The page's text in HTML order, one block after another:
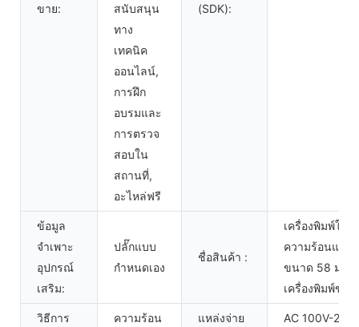
ขาย:
สนับสนุน
ทาง
เทคนิค
ออนไลน์,
การฝึก
อบรมและ
การตรวจ
สอบใน
สถานที่,
อะไหล่ฟรี
(SDK):
ข้อมูล
จำเพาะ
อุปกรณ์
เสริม:
ปลั๊กแบบ
กำหนดเอง
ชื่อสินค้า :
เครื่องพิมพ์ใบเ
ความร้อนแบบ
ขนาด 58 มม.
เครื่องพิมพ์ขนา
วิธีการ ความร้อน แหล่งจ่าย AC 100V-